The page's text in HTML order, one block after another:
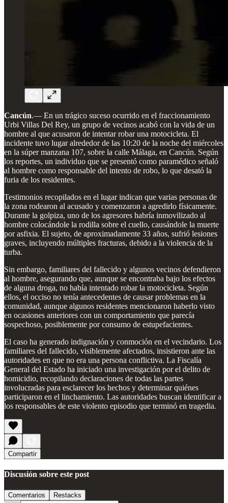
Cancún.— En un trágico suceso ocurrido en el fraccionamiento
Urbi Villas Del Rey, un grupo de vecinos acabó con la vida de un
hombre al que acusaron de intentar robar una motocicleta. El
incidente tuvo lugar alrededor de las 10:20 de la noche del miércoles
en la súper manzana 107, sobre la calle Málaga, en Cancún. Según
los reportes, un individuo que se presentó como paramédico señaló
al hombre como responsable del intento de robo, lo que desató la
furia de los residentes.
Testimonios recopilados en el lugar indican que varias personas de
la zona rodearon al acusado y comenzaron a agredirlo físicamente.
Durante la golpiza, uno de los agresores habría inmovilizado al
hombre colocándole la rodilla sobre el cuello, causándole la muerte
por asfixia. El sujeto, de aproximadamente 33 años, sufrió lesiones
graves, incluyendo múltiples fracturas, debido a la violencia de la
turba.
Sin embargo, familiares del fallecido y algunos vecinos defendieron
al hombre, asegurando que, aunque se encontraba bajo los efectos
de alguna droga, no había intentado robar la motocicleta. Según
ellos, el occiso no tenía antecedentes de causar problemas en la
comunidad, aunque algunos residentes mencionaron haberlo visto
en ocasiones anteriores con un comportamiento que parecía
sospechoso, posiblemente por consumo de estupefacientes.
El caso ha generado indignación y conmoción en el vecindario. Los
familiares del fallecido, visiblemente afectados, insistieron ante las
autoridades en que no era una persona conflictiva. La Fiscalía
General del Estado ha iniciado una investigación por el delito de
homicidio, recopilando declaraciones de todas las partes
involucradas para esclarecer los hechos y determinar quiénes
participaron en el linchamiento. Las autoridades buscan identificar a
los responsables de este violento episodio que terminó en tragedia.
Compartir
Discusión sobre este post
Comentarios Restacks